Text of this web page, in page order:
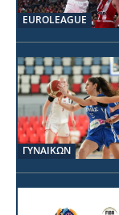
EUROLEAGUE
ΓΥΝΑΙΚΩΝ